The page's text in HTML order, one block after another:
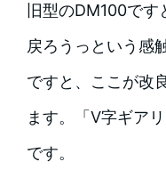
旧型のDM100で
戻ろうっという感
ですと、ここが改
ます。「V字ギア
です。